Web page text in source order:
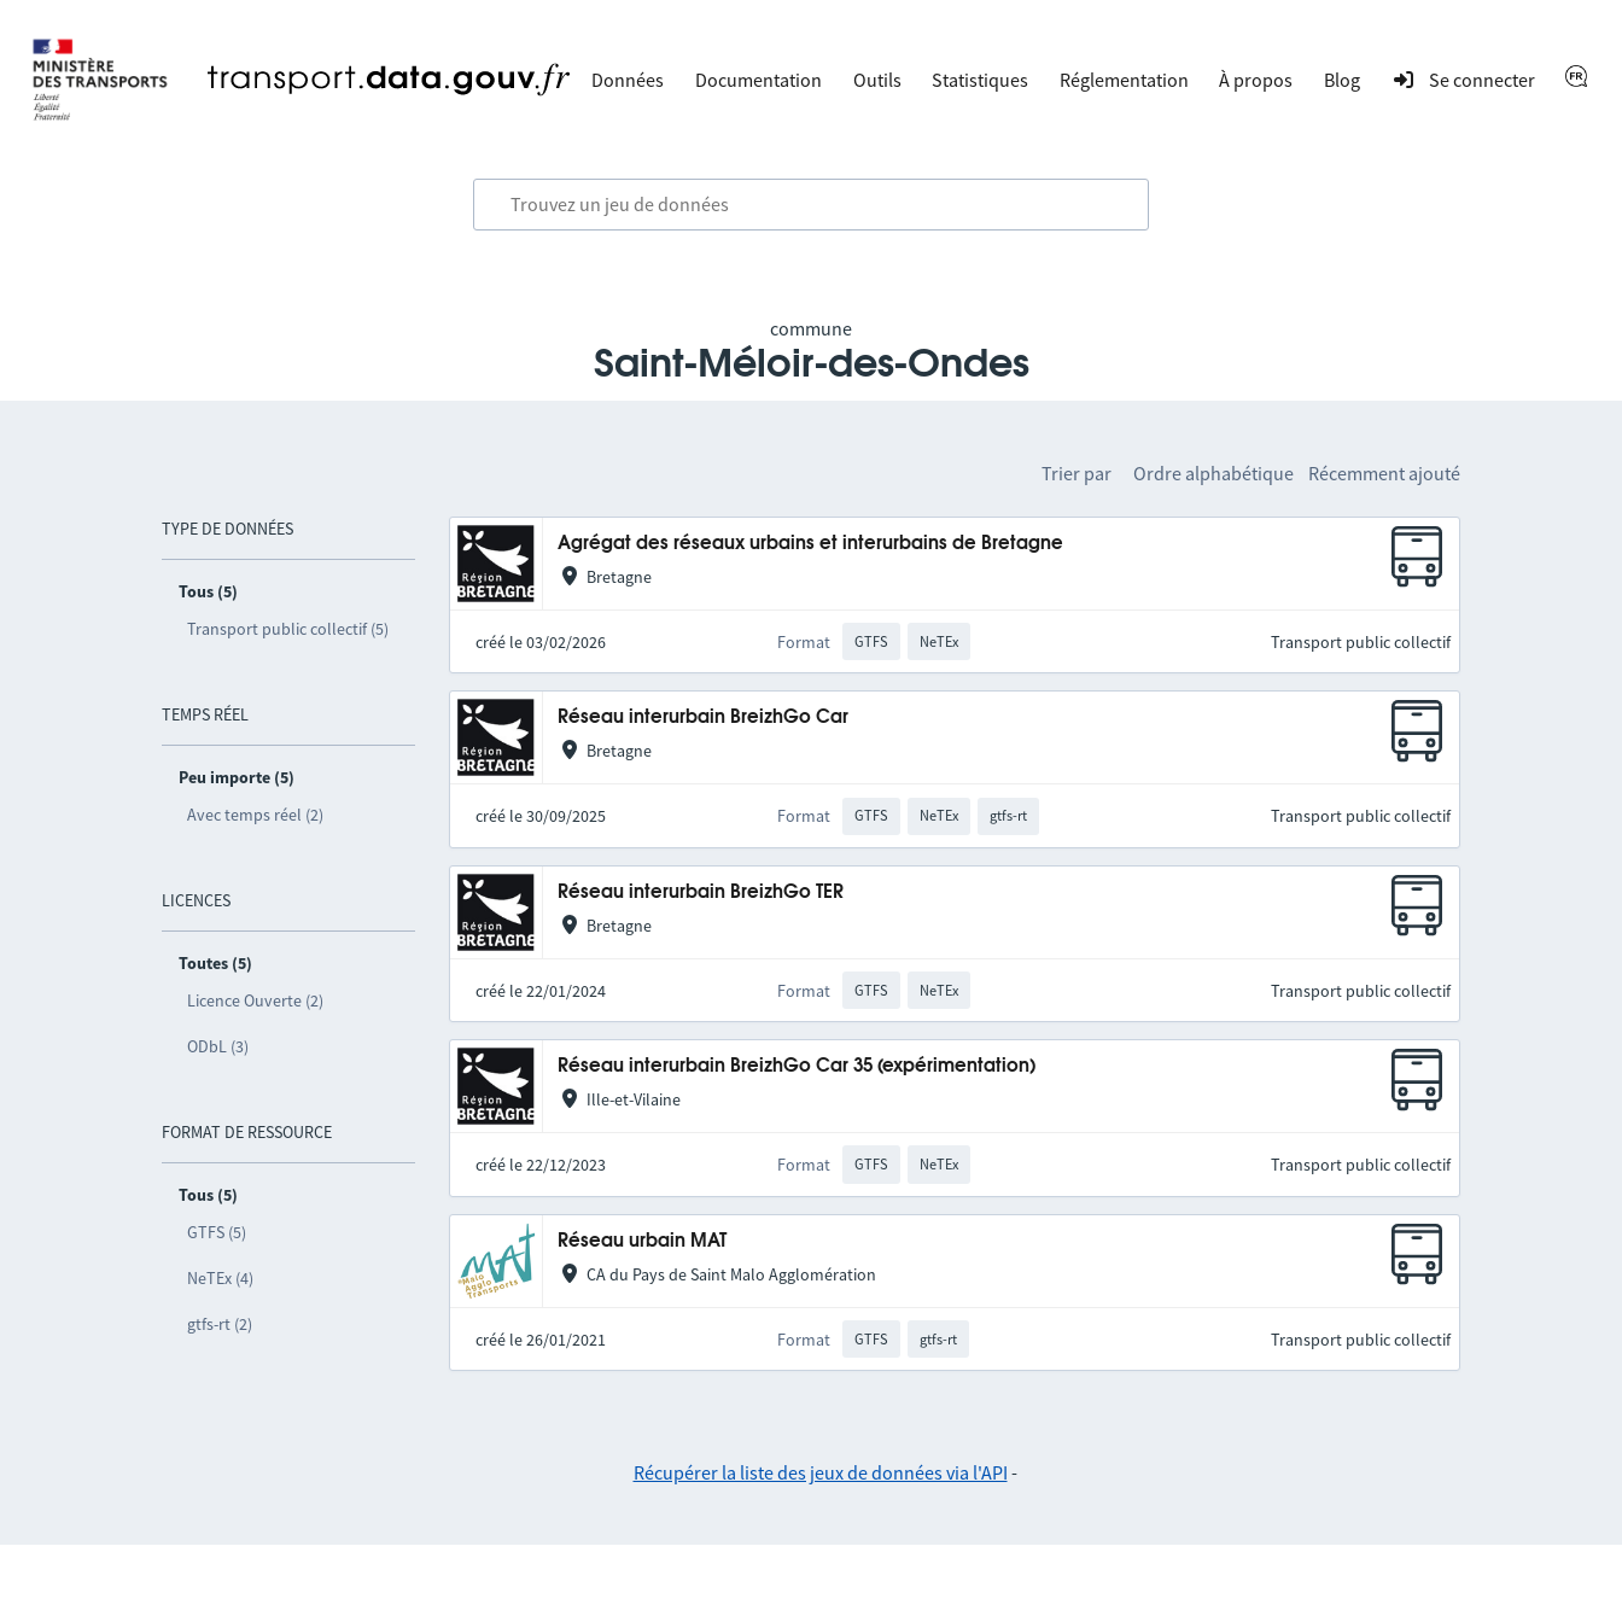
Données Documentation Outils Statistiques Réglementation À propos Blog Se connecter
commune
Saint-Méloir-des-Ondes
TYPE DE DONNÉES
Tous (5)
Transport public collectif (5)
TEMPS RÉEL
Peu importe (5)
Avec temps réel (2)
LICENCES
Toutes (5)
Licence Ouverte (2)
ODbL (3)
FORMAT DE RESSOURCE
Tous (5)
GTFS (5)
NeTEx (4)
gtfs-rt (2)
Trier par Ordre alphabétique Récemment ajouté
Agrégat des réseaux urbains et interurbains de Bretagne
Bretagne
créé le 03/02/2026 Format GTFS NeTEx Transport public collectif
Réseau interurbain BreizhGo Car
Bretagne
créé le 30/09/2025 Format GTFS NeTEx gtfs-rt Transport public collectif
Réseau interurbain BreizhGo TER
Bretagne
créé le 22/01/2024 Format GTFS NeTEx Transport public collectif
Réseau interurbain BreizhGo Car 35 (expérimentation)
Ille-et-Vilaine
créé le 22/12/2023 Format GTFS NeTEx Transport public collectif
Réseau urbain MAT
CA du Pays de Saint Malo Agglomération
créé le 26/01/2021 Format GTFS gtfs-rt Transport public collectif
Récupérer la liste des jeux de données via l'API -